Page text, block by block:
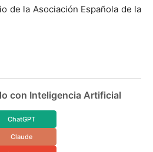
de la Asociación Española de la
con Inteligencia Artificial
ChatGPT
Claude